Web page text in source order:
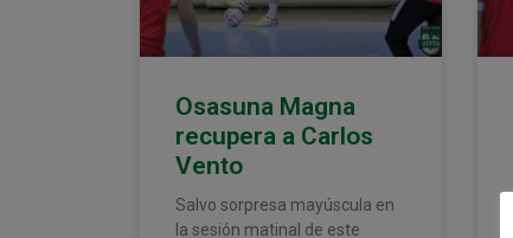
Osasuna Magna
recupera a Carlos
Vento
Salvo sorpresa mayúscula en
la sesión matinal de este